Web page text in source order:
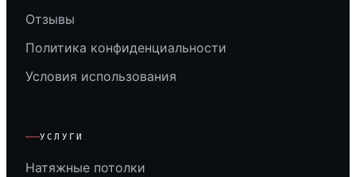
Отзывы
Политика конфиденциальности
Условия использования
УСЛУГИ
Натяжные потолки